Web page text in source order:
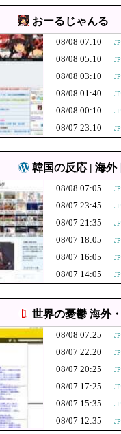
韓国人「スペースX上場
台湾メディア「態度の
中国「大洪水！」三峡ダ
日本のフォン
きするような
JPG 韓国人「株価43万ウォ
北海道釧路市 スニーカ
JPG 白黒のコマになぜ
（2026年」→
【速報】中国
【産経新聞】 中共の海
JPG 韓国人「ワールドカップ
朝鮮日報 MLB：ジャイ
中国「大洪水！」三峡ダ
代未聞」→
防弾ガラスの
【ニュース】日本
JPG 韓国人「SKハイニック
【いのち】れいわ支持
千葉市 「インコを見
JPG 【平和宣言を
PNG 安倍難去ってサナエ禍
おーるじゃんる
08/08 07:10
08/08 05:10
08/08 03:10
08/08 01:40
08/08 00:10
08/07 23:10
韓国の反応 | 海外
08/08 07:05
08/07 23:45
08/07 21:35
08/07 18:05
08/07 16:05
08/07 14:05
世界の憂鬱 海外
08/08 07:25
08/07 22:20
08/07 20:25
08/07 17:25
08/07 15:35
08/07 12:35